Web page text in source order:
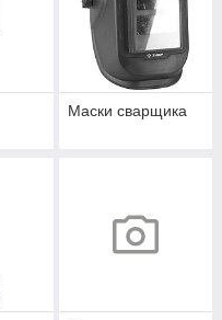
Маски сварщика